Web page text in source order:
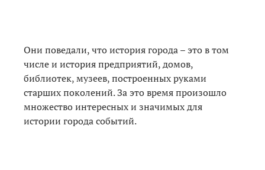
Они поведали, что история города – это в том
числе и история предприятий, домов,
библиотек, музеев, построенных руками
старших поколений. За это время произошло
множество интересных и значимых для
истории города событий.